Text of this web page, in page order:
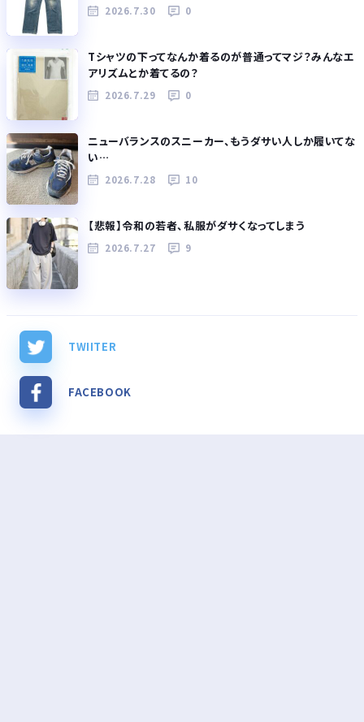
2026.7.30 0
Tシャツの下ってなんか着るのが普通ってマジ？みんなエ
アリズムとか着てるの？
2026.7.29 0
ニューバランスのスニーカー、もうダサい人しか履いてな
い…
2026.7.28 10
【悲報】令和の若者、私服がダサくなってしまう
2026.7.27 9
TWIITER
FACEBOOK